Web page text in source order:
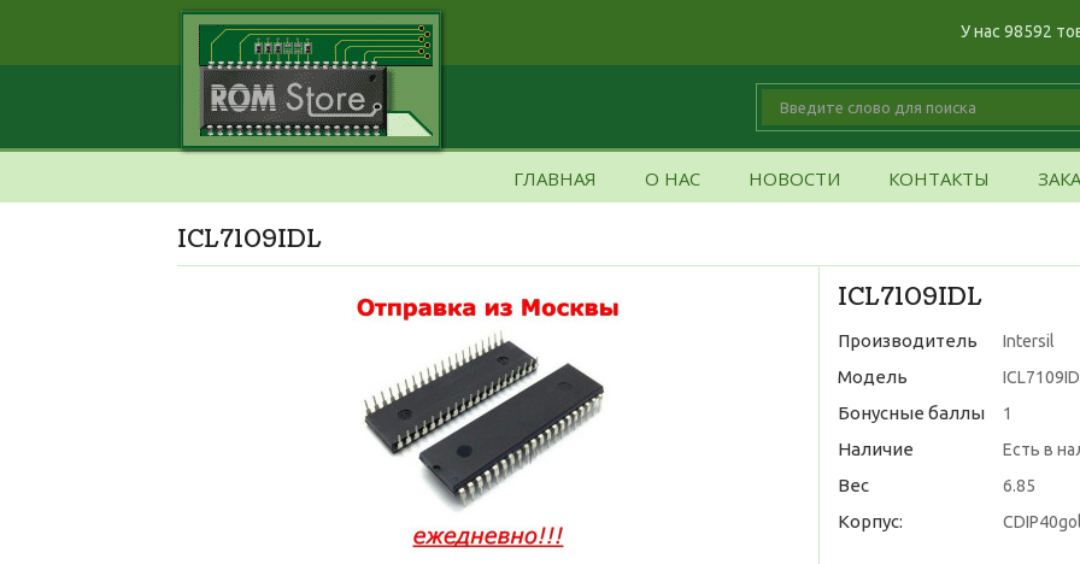
У нас 98592
ГЛАВНАЯ О НАС НОВОСТИ КОНТАКТЫ
ICL7109IDL
ICL7109IDL
Производитель Intersil
Модель
Бонусные баллы 1
Наличие Есть в
Вес 6.85
Корпус: